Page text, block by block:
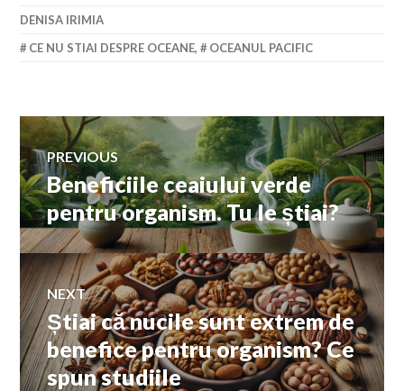
DENISA IRIMIA
CE NU STIAI DESPRE OCEANE, OCEANUL PACIFIC
Navigare
în
articole
PREVIOUS
Previous
post:
Beneficiile ceaiului verde
pentru organism. Tu le știai?
NEXT
Next
post:
Știai că nucile sunt extrem de
benefice pentru organism? Ce
spun studiile